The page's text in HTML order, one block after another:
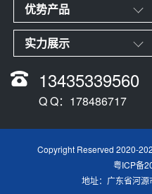
优势产品
实力展示
13435339560
Q Q：178486717
Copyright Reserved 2020-
粤ICP备
地址：广东省河